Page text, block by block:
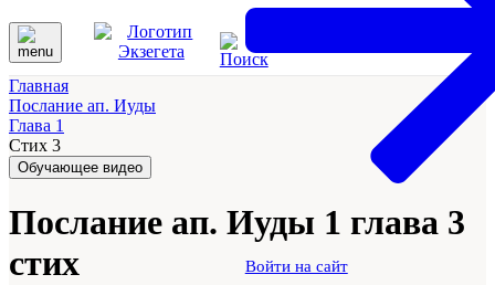
Войти на сайт
Главная
Послание ап. Иуды
Глава 1
Стих 3
Обучающее видео
Послание ап. Иуды 1 глава 3
стих